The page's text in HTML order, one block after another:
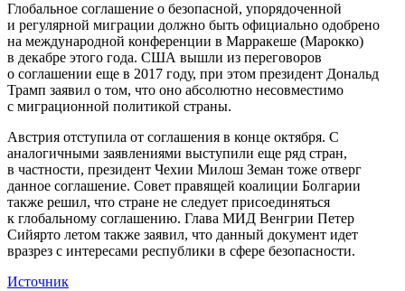
Глобальное соглашение о безопасной, упорядоченной
и регулярной миграции должно быть официально одобрено
на международной конференции в Марракеше (Марокко)
в декабре этого года. США вышли из переговоров
о соглашении еще в 2017 году, при этом президент Дональд
Трамп заявил о том, что оно абсолютно несовместимо
с миграционной политикой страны.
Австрия отступила от соглашения в конце октября. С
аналогичными заявлениями выступили еще ряд стран,
в частности, президент Чехии Милош Земан тоже отверг
данное соглашение. Совет правящей коалиции Болгарии
также решил, что стране не следует присоединяться
к глобальному соглашению. Глава МИД Венгрии Петер
Сийярто летом также заявил, что данный документ идет
вразрез с интересами республики в сфере безопасности.
Источник